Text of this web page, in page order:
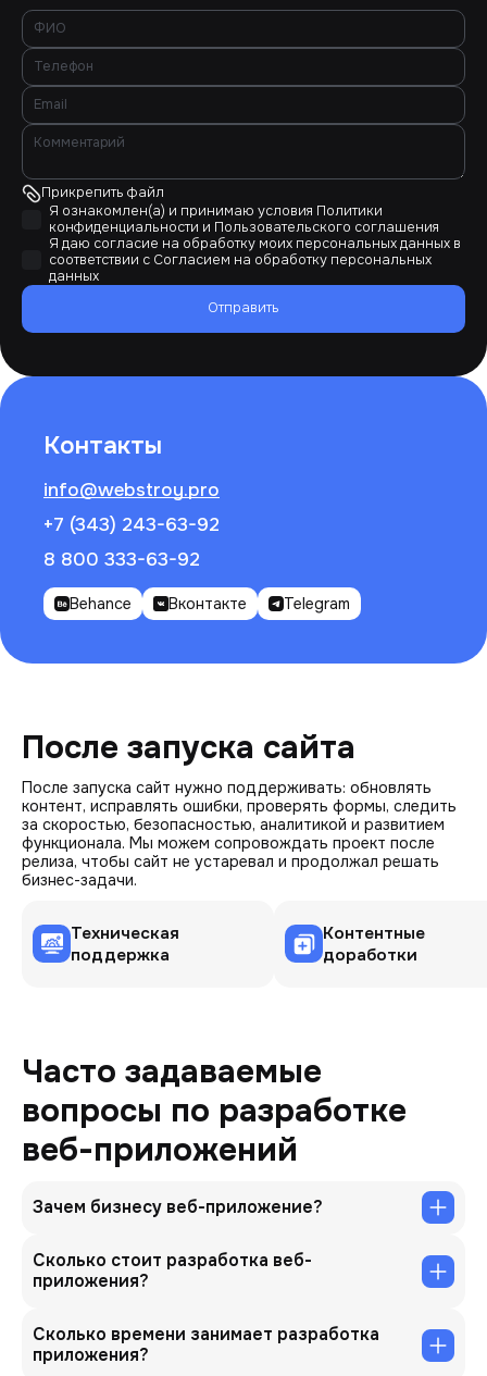
Прикрепить файл
Я ознакомлен(а) и принимаю условия Политики
конфиденциальности и Пользовательского соглашения
Я даю согласие на обработку моих персональных данных в
соответствии с Согласием на обработку персональных
данных
Отправить
Контакты
info@webstroy.pro
+7 (343) 243-63-92
8 800 333-63-92
Behance Вконтакте Telegram
После запуска сайта
После запуска сайт нужно поддерживать: обновлять
контент, исправлять ошибки, проверять формы, следить
за скоростью, безопасностью, аналитикой и развитием
функционала. Мы можем сопровождать проект после
релиза, чтобы сайт не устаревал и продолжал решать
бизнес-задачи.
Техническая
поддержка
Контентные
доработки
Часто задаваемые
вопросы по разработке
веб-приложений
Зачем бизнесу веб-приложение?
Сколько стоит разработка веб-
приложения?
Сколько времени занимает разработка
приложения?